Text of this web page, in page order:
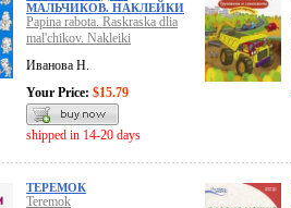
МАЛЬЧИКОВ. НАКЛЕЙКИ
Papina rabota. Raskraska dlia
mal'chikov. Nakleiki
Иванова Н.
Your Price: $15.79
shipped in 14-20 days
ТЕРЕМОК
Teremok